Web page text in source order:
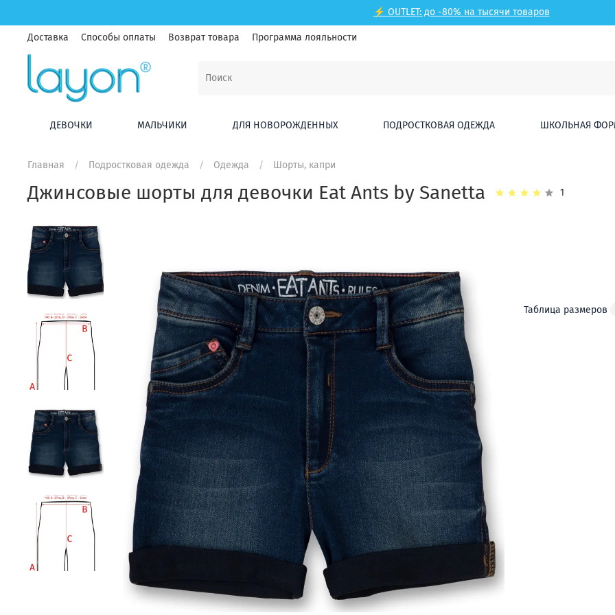
⚡ OUTLET: до -80% на тысячи товаров
Доставка Способы оплаты Возврат товара Программа лояльности
ДЕВОЧКИ МАЛЬЧИКИ ДЛЯ НОВОРОЖДЕННЫХ ПОДРОСТКОВАЯ ОДЕЖДА ШКОЛЬНАЯ
Главная Подростковая одежда Одежда Шорты, капри
Джинсовые шорты для девочки Eat Ants by Sanetta 1
Таблица размеров